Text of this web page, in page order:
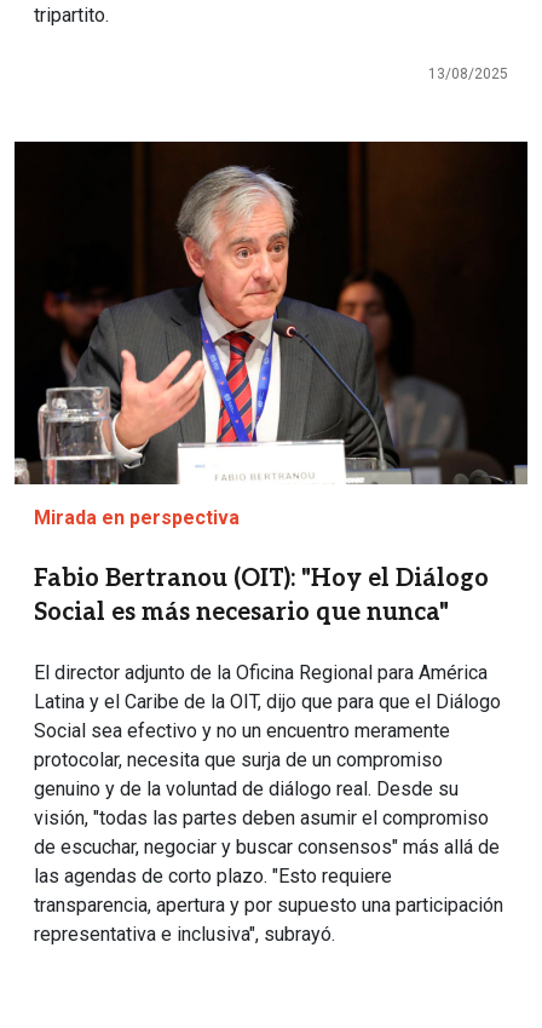
tripartito.
13/08/2025
Mirada en perspectiva
Fabio Bertranou (OIT): "Hoy el Diálogo
Social es más necesario que nunca"
El director adjunto de la Oficina Regional para América
Latina y el Caribe de la OIT, dijo que para que el Diálogo
Social sea efectivo y no un encuentro meramente
protocolar, necesita que surja de un compromiso
genuino y de la voluntad de diálogo real. Desde su
visión, "todas las partes deben asumir el compromiso
de escuchar, negociar y buscar consensos" más allá de
las agendas de corto plazo. "Esto requiere
transparencia, apertura y por supuesto una participación
representativa e inclusiva", subrayó.